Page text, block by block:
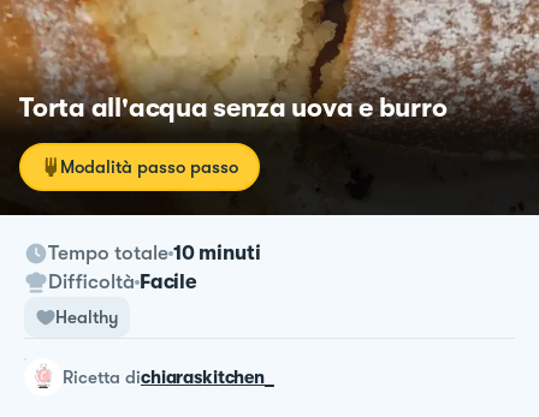
Torta all'acqua senza uova e burro
Modalità passo passo
Tempo totale 10 minuti
Difficoltà Facile
Healthy
ricetta dichiaraskitchen_